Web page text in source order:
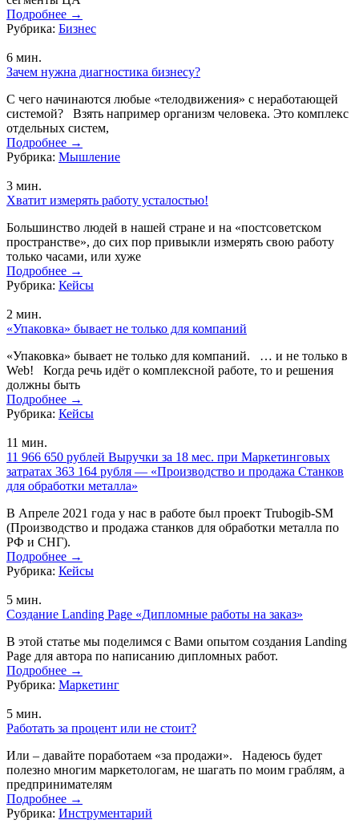
Подробнее →
Рубрика: Бизнес
6 мин.
Зачем нужна диагностика бизнесу?
С чего начинаются любые «телодвижения» с неработающей
системой? Взять например организм человека. Это комплекс
отдельных систем,
Подробнее →
Рубрика: Мышление
3 мин.
Хватит измерять работу усталостью!
Большинство людей в нашей стране и на «постсоветском
пространстве», до сих пор привыкли измерять свою работу
только часами, или хуже
Подробнее →
Рубрика: Кейсы
2 мин.
«Упаковка» бывает не только для компаний
«Упаковка» бывает не только для компаний. … и не только в
Web! Когда речь идёт о комплексной работе, то и решения
должны быть
Подробнее →
Рубрика: Кейсы
11 мин.
11 966 650 рублей Выручки за 18 мес. при Маркетинговых
затратах 363 164 рубля — «Производство и продажа Станков
для обработки металла»
В Апреле 2021 года у нас в работе был проект Trubogib-SM
(Производство и продажа станков для обработки металла по
РФ и СНГ).
Подробнее →
Рубрика: Кейсы
5 мин.
Создание Landing Page «Дипломные работы на заказ»
В этой статье мы поделимся с Вами опытом создания Landing
Page для автора по написанию дипломных работ.
Подробнее →
Рубрика: Маркетинг
5 мин.
Работать за процент или не стоит?
Или – давайте поработаем «за продажи». Надеюсь будет
полезно многим маркетологам, не шагать по моим граблям, а
предпринимателям
Подробнее →
Рубрика: Инструментарий